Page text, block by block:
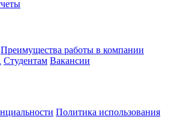
Преимущества работы в компании
Студентам Вакансии
Политика использования